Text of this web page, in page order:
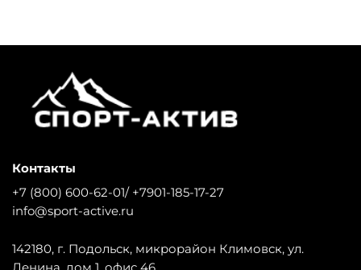
Контакты
+7 (800) 600-62-01/ +7901-185-17-27
info@sport-active.ru
142180, г. Подольск, микрорайон Климовск, ул.